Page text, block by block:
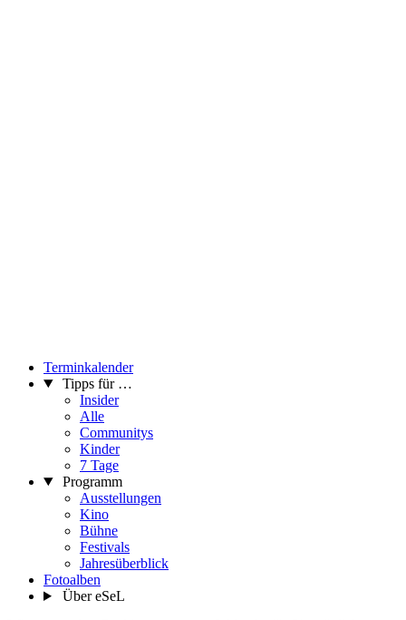
Terminkalender
Tipps für …
Insider
Alle
Communitys
Kinder
7 Tage
Programm
Ausstellungen
Kino
Bühne
Festivals
Jahresüberblick
Fotoalben
Über eSeL